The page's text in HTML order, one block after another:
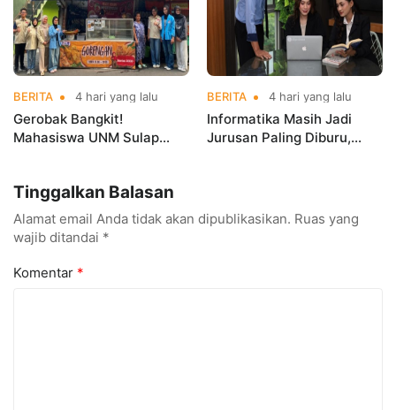
BERITA 4 hari yang lalu
Gerobak Bangkit!
Mahasiswa UNM Sulap
BERITA 4 hari yang lalu
Informatika Masih Jadi
Jurusan Paling Diburu,
Tinggalkan Balasan
Alamat email Anda tidak akan dipublikasikan. Ruas yang
wajib ditandai *
Komentar *